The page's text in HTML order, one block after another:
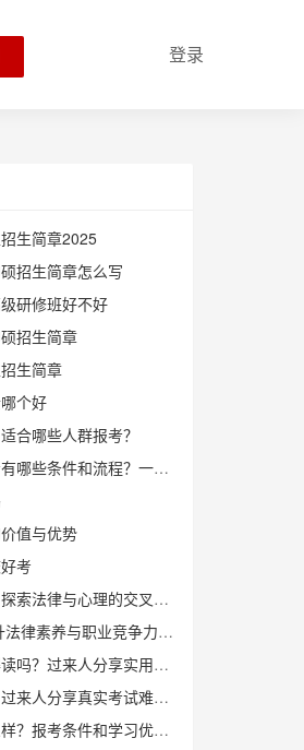
登录
生简章2025
招生简章怎么写
研修班好不好
招生简章
生简章
个好
合哪些人群报考？
和流程？一文读懂备考攻略
值与优势
考
法律与心理的交叉领域
养与职业竞争力的新机遇
过来人分享实用报考指南
享真实考试难度和备考经验
考条件和学习优势全解析